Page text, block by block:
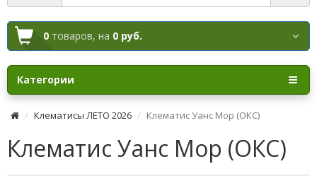
0 товаров, на 0 руб.
Категории
Клематисы ЛЕТО 2026 Клематис Уанс Мор (ОКС)
Клематис Уанс Мор (ОКС)